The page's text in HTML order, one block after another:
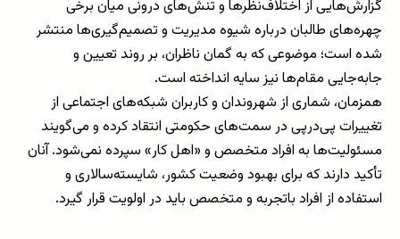
گزارش‌هایی از اختلاف‌نظرها و تنش‌های درونی میان برخی
چهره‌های طالبان درباره شیوه مدیریت و تصمیم‌گیری‌ها منتشر
شده است؛ موضوعی که به گمان ناظران، بر روند تعیین و
جابه‌جایی مقام‌ها نیز سایه انداخته است.
همزمان، شماری از شهروندان و کاربران شبکه‌های اجتماعی از
تغییرات پی‌درپی در سمت‌های حکومتی انتقاد کرده و می‌گویند
مسئولیت‌ها به افراد متخصص و «اهل کار» سپرده نمی‌شود. آنان
تأکید دارند که برای بهبود وضعیت کشور، شایسته‌سالاری و
استفاده از افراد باتجربه و متخصص باید در اولویت قرار گیرد.